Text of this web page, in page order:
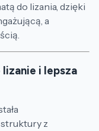
do lizania, dzięki
a
i lepsza
z